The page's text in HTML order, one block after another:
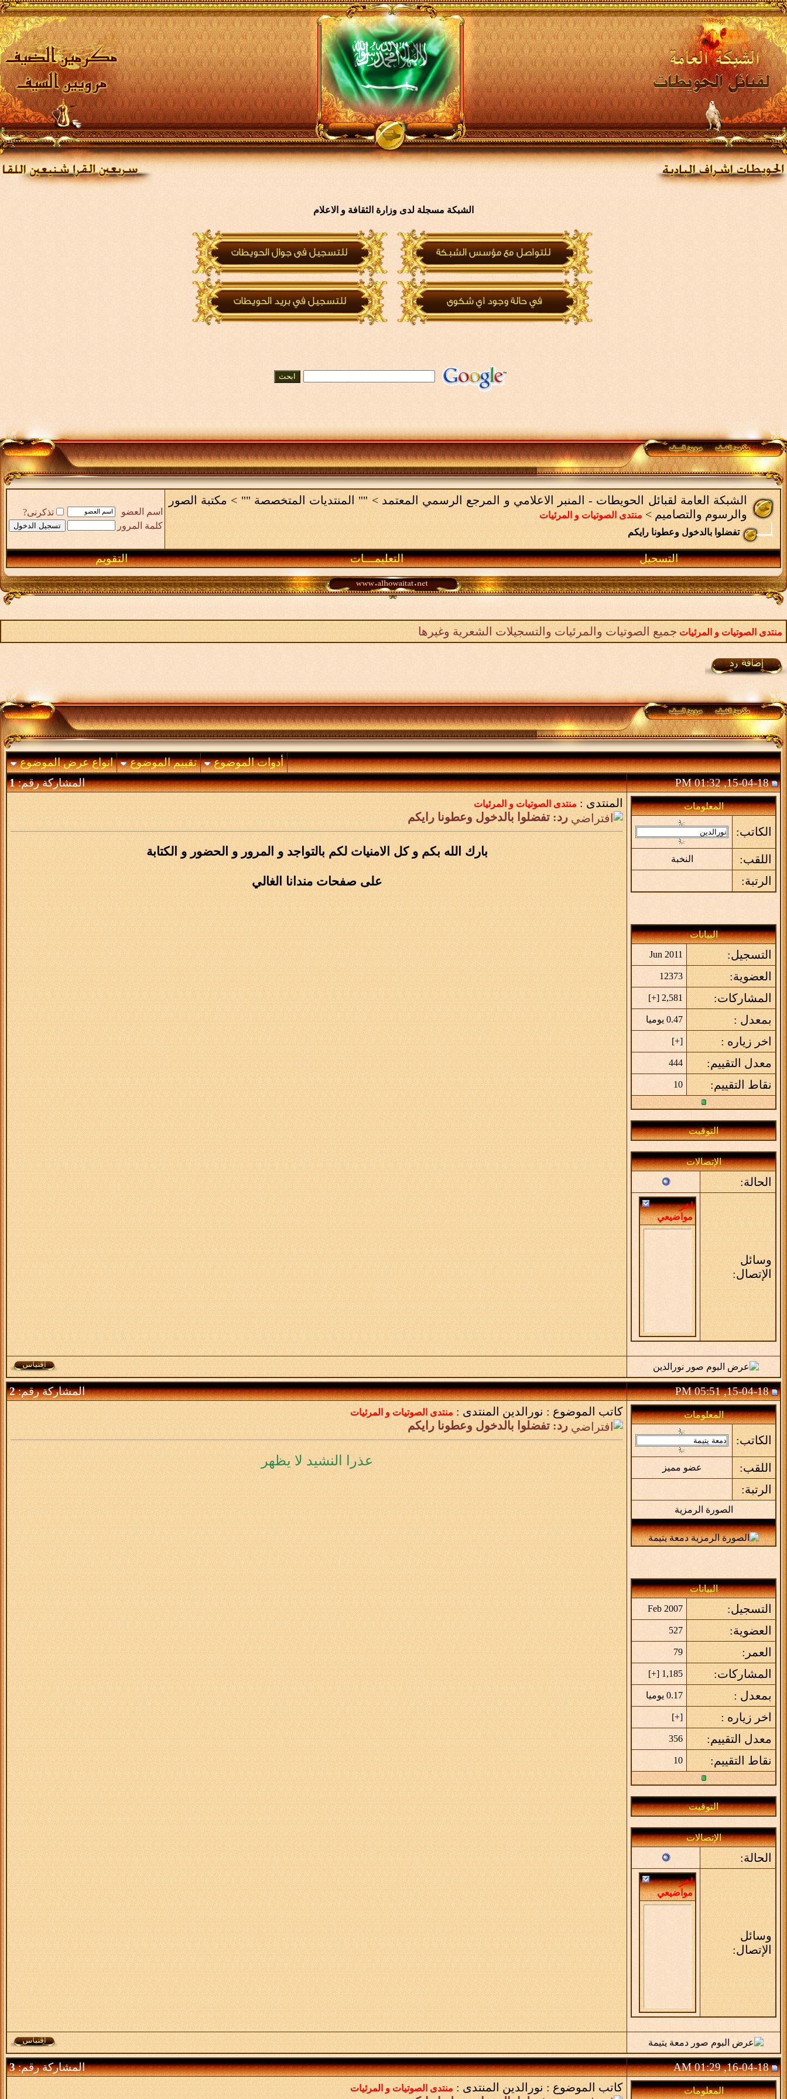
الشبكة مسجلة لدى وزارة الثقافة و الاعلام
الشبكة العامة لقبائل الحويطات - المنبر الاعلامي و المرجع الرسمي المعتمد > "" المنتديات المتخصصة "" > مكتبة الصور
والرسوم والتصاميم > منتدى الصوتيات و المرئيات
تفضلوا بالدخول وعطونا رايكم
اسم العضو
تذكرنى?
كلمة المرور
التسجيل التعليمـــات التقويم
منتدى الصوتيات و المرئيات جميع الصوتيات والمرئيات والتسجيلات الشعرية وغيرها
أدوات الموضوع تقييم الموضوع
انواع عرض الموضوع
15-04-18, 01:32 PM
المشاركة رقم:1
المعلومات
الكاتب:
اللقب: النخبة
الرتبة:
البيانات
التسجيل: Jun 2011
العضوية: 12373
المشاركات: 2,581 [
+
]
بمعدل : 0.47 يوميا
اخر زياره : [
+
]
معدل التقييم: 444
نقاط التقييم: 10
التوقيت
الإتصالات
الحالة:
وسائل
الإتصال:
اخر
مواضيعي
المنتدى : منتدى الصوتيات و المرئيات
رد: تفضلوا بالدخول وعطونا رايكم
بارك الله بكم و كل الامنيات لكم بالتواجد و المرور و الحضور و الكتابة
على صفحات مندانا الغالي
15-04-18, 05:51 PM المشاركة رقم:2
المعلومات
الكاتب:
اللقب: عضو مميز
الرتبة:
الصورة الرمزية
البيانات
التسجيل: Feb 2007
العضوية: 527
العمر: 79
المشاركات: 1,185 [
+
]
بمعدل : 0.17 يوميا
اخر زياره : [
+
]
معدل التقييم: 356
نقاط التقييم: 10
التوقيت
الإتصالات
الحالة:
وسائل
الإتصال:
اخر
مواضيعي
كاتب الموضوع : نورالدين المنتدى : منتدى الصوتيات و المرئيات
رد: تفضلوا بالدخول وعطونا رايكم
عذرا النشيد لا يظهر
16-04-18, 01:29 AM المشاركة رقم:3
المعلومات كاتب الموضوع : نورالدين المنتدى : منتدى الصوتيات و المرئيات